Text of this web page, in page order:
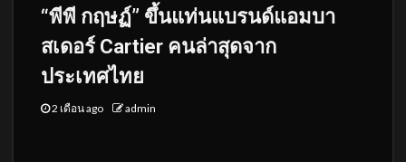
“พีพี กฤษฏ์” ขึ้นแท่นแบรนด์แอมบา
สเดอร์ Cartier คนล่าสุดจาก
ประเทศไทย
2 เดือน ago admin